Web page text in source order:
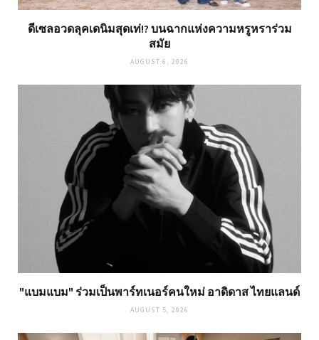
ดีเซลอวดลุคเดนิมสุดเท่!? บนฉากแห่งความหรูหราร่วม
สมัย
AUGUST 6, 2026
"แบมแบม" ร่วมเป็นพาร์ทเนอร์คนใหม่ อาดิดาส ไทยแลนด์
AUGUST 5, 2026